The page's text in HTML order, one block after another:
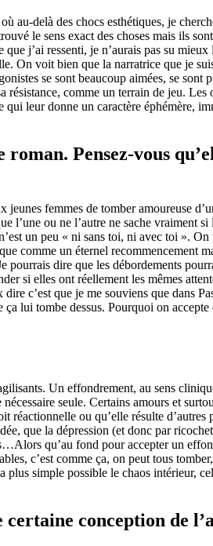
au-delà des chocs esthétiques, je
le sens exact des choses mais ils
j’ai ressenti, je n’aurais pas su
On voit bien que la narratrice que je
se sont beaucoup aimées, se sont
résistance, comme un terrain de jeu.
leur donne un caractère éphémère,
Pensez-vous
femmes de tomber amoureuse
l’une ou ne l’autre ne sache vraiment si
un peu « ni sans toi, ni avec toi ».
comme un éternel recommencement
dire que les débordements
si elles ont réellement les mêmes
c’est que je me souviens que dans
lui tombe dessus. Pourquoi on accepte
Un effondrement, au sens
seule. Certains amours et
réactionnelle ou qu’elle résulte d’autres
que la dépression (et donc par
qu’au fond pour accepter un
c’est comme ça, on peut tous
plus simple possible le chaos intérieur,
conception de